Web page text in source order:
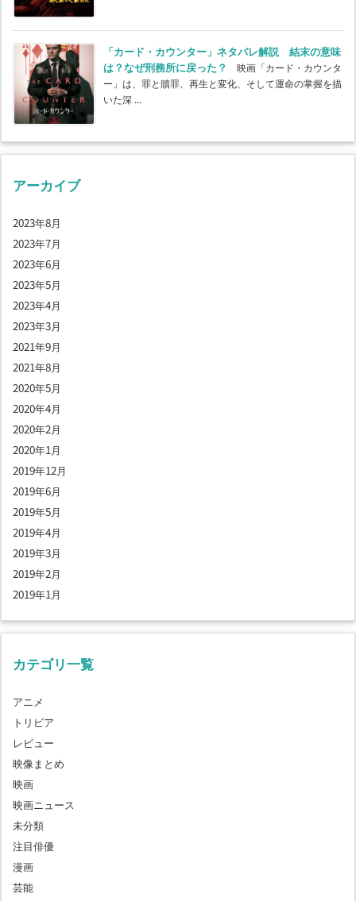
「カード・カウンター」ネタバレ解説 結末の意味
は？なぜ刑務所に戻った？
映画「カード・カウンタ
ー」は、罪と贖罪、再生と変化、そして運命の掌握を描
いた深 ...
アーカイブ
2023年8月
2023年7月
2023年6月
2023年5月
2023年4月
2023年3月
2021年9月
2021年8月
2020年5月
2020年4月
2020年2月
2020年1月
2019年12月
2019年6月
2019年5月
2019年4月
2019年3月
2019年2月
2019年1月
カテゴリ一覧
アニメ
トリビア
レビュー
映像まとめ
映画
映画ニュース
未分類
注目俳優
漫画
芸能